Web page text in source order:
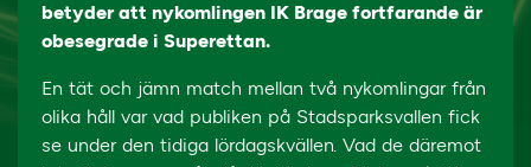
betyder att nykomlingen IK Brage fortfarande är
obesegrade i Superettan.
En tät och jämn match mellan två nykomlingar från
olika håll var vad publiken på Stadsparksvallen fick
se under den tidiga lördagskvällen. Vad de däremot